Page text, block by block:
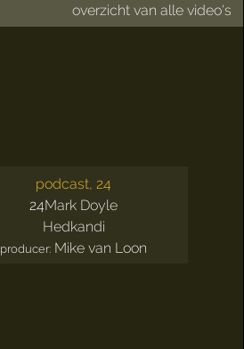
overzicht van alle video's
podcast, 24
24Mark Doyle
Hedkandi
producer: Mike van Loon